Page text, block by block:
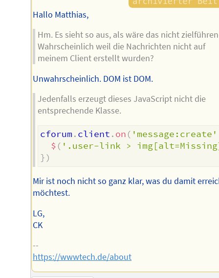
Hallo Matthias,
Hm. Es sieht so aus, als wäre das nicht
Wahrscheinlich weil die Nachrichten nicht auf
meinem Client erstellt wurden?
Unwahrscheinlich. DOM ist DOM.
Jedenfalls erzeugt dieses JavaScript nicht die
entsprechende Klasse.
cforum . client . on ( 'message:create'
$ ( '.user-link >
})
Mir ist noch nicht so ganz klar, was du damit
möchtest.
LG,
CK
--
https://wwwtech.de/about